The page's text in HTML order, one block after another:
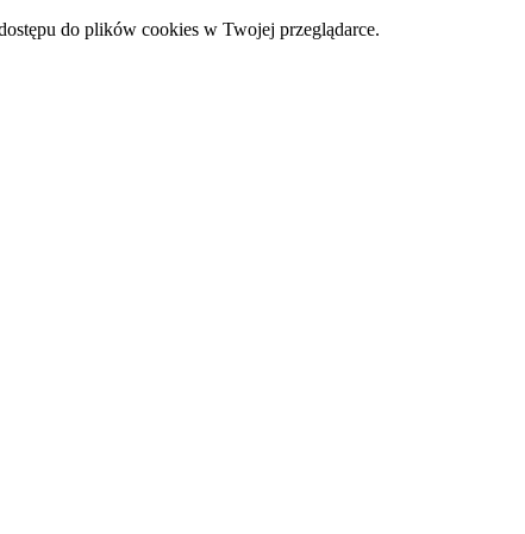
do plików cookies w Twojej przeglądarce.